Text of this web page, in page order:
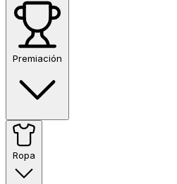
Premiación
Ropa